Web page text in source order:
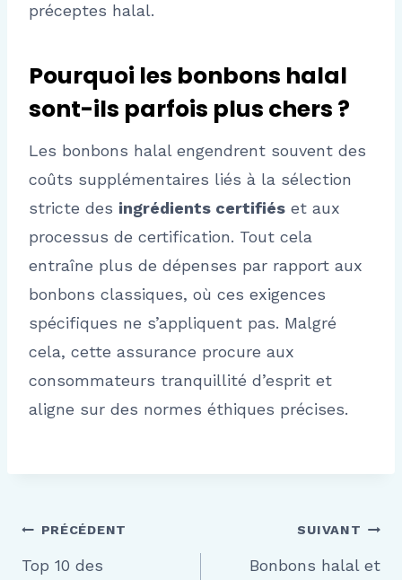
préceptes halal.
Pourquoi les bonbons halal
sont-ils parfois plus chers ?
Les bonbons halal engendrent souvent des
coûts supplémentaires liés à la sélection
stricte des ingrédients certifiés et aux
processus de certification. Tout cela
entraîne plus de dépenses par rapport aux
bonbons classiques, où ces exigences
spécifiques ne s’appliquent pas. Malgré
cela, cette assurance procure aux
consommateurs tranquillité d’esprit et
aligne sur des normes éthiques précises.
Navigation
PRÉCÉDENT
Top 10 des
SUIVANT
Bonbons halal et